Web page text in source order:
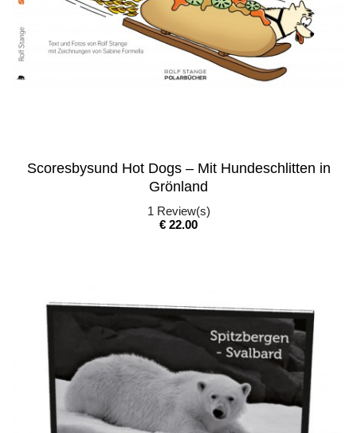
Scoresbysund Hot Dogs – Mit Hundeschlitten in
Grönland
1 Review(s)
Pris
€ 22.00